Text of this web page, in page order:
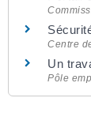
Centre
Un
Pôle